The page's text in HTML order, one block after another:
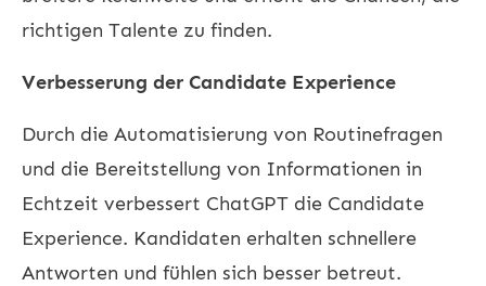
richtigen Talente zu finden.
Verbesserung der Candidate Experience
Durch die Automatisierung von Routinefragen
und die Bereitstellung von Informationen in
Echtzeit verbessert ChatGPT die Candidate
Experience. Kandidaten erhalten schnellere
Antworten und fühlen sich besser betreut.